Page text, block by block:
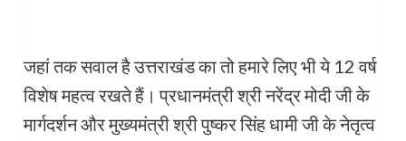
जहां तक सवाल है उत्तराखंड का तो हमारे लिए भी ये 12 वर्ष
विशेष महत्व रखते हैं। प्रधानमंत्री श्री नरेंद्र मोदी जी के
मार्गदर्शन और मुख्यमंत्री श्री पुष्कर सिंह धामी जी के नेतृत्व